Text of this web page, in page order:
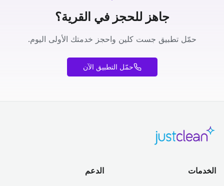
جاهز للحجز في القرية؟
حمّل تطبيق جست كلين واحجز خدمتك الأولى اليوم.
حمّل التطبيق الآن
الخدمات الدعم